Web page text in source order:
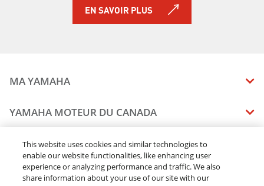
EN SAVOIR PLUS
MA YAMAHA
MANUELS
ÉTAT DES RAPPELS DE VOTRE VÉHICULE
YAMAHA MOTEUR DU CANADA
CARRIERES
RESTONS DEHORS
CONCESSIONNAIRES
TROUVEZ UN CONCESSIONNAIRE
MENTIONS JURIDIQUES
This website uses cookies and similar technologies to
enable our website functionalities, like enhancing user
experience or analyzing performance and traffic. We also
share information about your use of our site with our